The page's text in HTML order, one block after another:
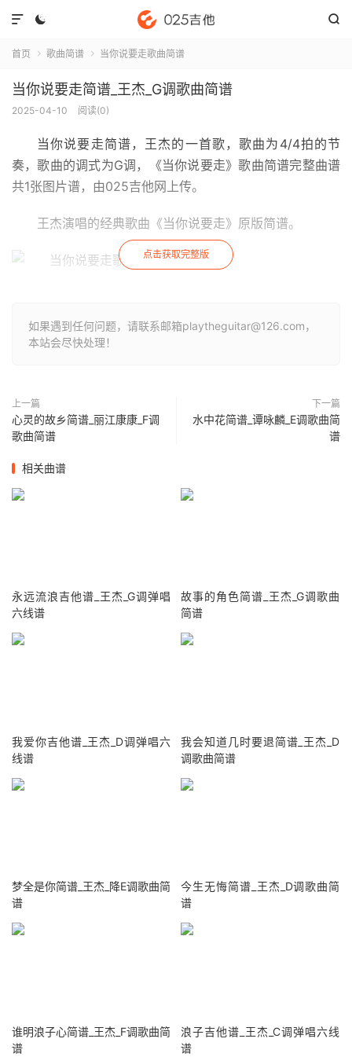
 

首页  歌曲简谱  当你说要走歌曲简谱
当你说要走简谱_王杰_G调歌曲简谱
2025-04-10 阅读(0)
当你说要走简谱，王杰的一首歌，歌曲为4/4拍的节
奏，歌曲的调式为G调，《当你说要走》歌曲简谱完整曲谱
共1张图片谱，由025吉他网上传。
王杰演唱的经典歌曲《当你说要走》原版简谱。
点击获取完整版
如果遇到任何问题，请联系邮箱playtheguitar@126.com，
本站会尽快处理！
上一篇
心灵的故乡简谱_丽江康康_F调
歌曲简谱
下一篇
水中花简谱_谭咏麟_E调歌曲简
谱
相关曲谱
永远流浪吉他谱_王杰_G调弹唱
六线谱
故事的角色简谱_王杰_G调歌曲
简谱
我爱你吉他谱_王杰_D调弹唱六
线谱
我会知道几时要退简谱_王杰_D
调歌曲简谱
梦全是你简谱_王杰_降E调歌曲简
谱
今生无悔简谱_王杰_D调歌曲简
谱
谁明浪子心简谱_王杰_F调歌曲简
谱
浪子吉他谱_王杰_C调弹唱六线
谱